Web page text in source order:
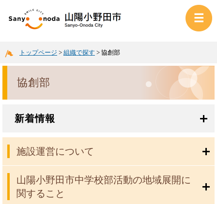
トップページ > 組織で探す > 協創部
協創部
新着情報
施設運営について
山陽小野田市中学校部活動の地域展開に
関すること